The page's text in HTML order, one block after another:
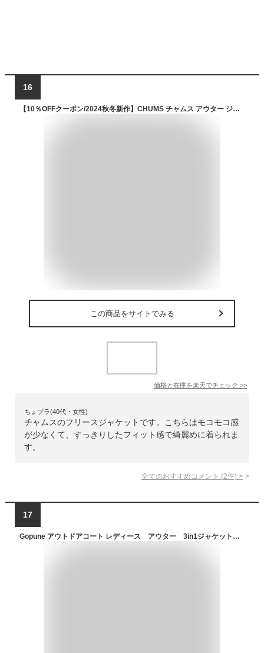
16
【10％OFFクーポン/2024秋冬新作】CHUMS チャムス アウター ジャケット Elmo Fleece Full Zip Parka エルモフリースフルジップパーカー メンズ レディース ユニセックス 春 秋 冬 M L XL 全5色CH04-1422
この商品をサイトでみる
価格と在庫を楽天でチェック >>
ちょプラ(40代・女性)
チャムスのフリースジャケットです。こちらはモコモコ感
が少なくて、すっきりしたフィット感で綺麗めに着られま
す。
全てのおすすめコメント (2件) >
17
Gopune アウトドアコート レディース アウター 3in1ジャケット 登山ジャケット 防寒着 二点セット ハイキングウェア トレッキングウェア カジュアル 通勤 フード付き（ライドピンク M）